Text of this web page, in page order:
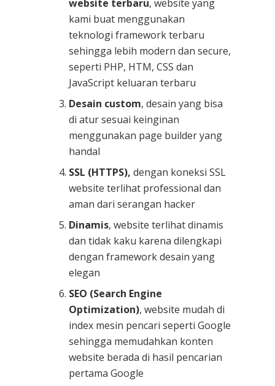
website terbaru, website yang
kami buat menggunakan
teknologi framework terbaru
sehingga lebih modern dan secure,
seperti PHP, HTM, CSS dan
JavaScript keluaran terbaru
Desain custom, desain yang bisa
di atur sesuai keinginan
menggunakan page builder yang
handal
SSL (HTTPS), dengan koneksi SSL
website terlihat professional dan
aman dari serangan hacker
Dinamis, website terlihat dinamis
dan tidak kaku karena dilengkapi
dengan framework desain yang
elegan
SEO (Search Engine
Optimization), website mudah di
index mesin pencari seperti Google
sehingga memudahkan konten
website berada di hasil pencarian
pertama Google